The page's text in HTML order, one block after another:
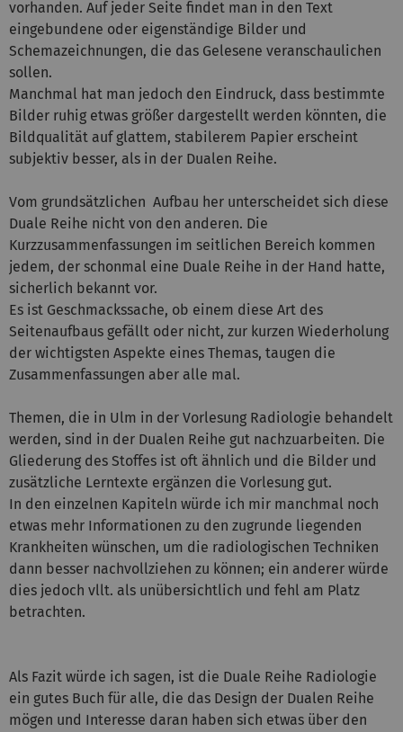
vorhanden. Auf jeder Seite findet man in den Text
eingebundene oder eigenständige Bilder und
Schemazeichnungen, die das Gelesene veranschaulichen
sollen.
Manchmal hat man jedoch den Eindruck, dass bestimmte
Bilder ruhig etwas größer dargestellt werden könnten, die
Bildqualität auf glattem, stabilerem Papier erscheint
subjektiv besser, als in der Dualen Reihe.
Vom grundsätzlichen Aufbau her unterscheidet sich diese
Duale Reihe nicht von den anderen. Die
Kurzzusammenfassungen im seitlichen Bereich kommen
jedem, der schonmal eine Duale Reihe in der Hand hatte,
sicherlich bekannt vor.
Es ist Geschmackssache, ob einem diese Art des
Seitenaufbaus gefällt oder nicht, zur kurzen Wiederholung
der wichtigsten Aspekte eines Themas, taugen die
Zusammenfassungen aber alle mal.
Themen, die in Ulm in der Vorlesung Radiologie behandelt
werden, sind in der Dualen Reihe gut nachzuarbeiten. Die
Gliederung des Stoffes ist oft ähnlich und die Bilder und
zusätzliche Lerntexte ergänzen die Vorlesung gut.
In den einzelnen Kapiteln würde ich mir manchmal noch
etwas mehr Informationen zu den zugrunde liegenden
Krankheiten wünschen, um die radiologischen Techniken
dann besser nachvollziehen zu können; ein anderer würde
dies jedoch vllt. als unübersichtlich und fehl am Platz
betrachten.
Als Fazit würde ich sagen, ist die Duale Reihe Radiologie
ein gutes Buch für alle, die das Design der Dualen Reihe
mögen und Interesse daran haben sich etwas über den